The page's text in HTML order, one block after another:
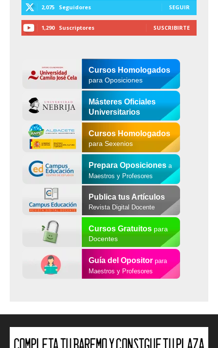
2,075 Seguidores SEGUIR
1,290 Suscriptores SUSCRIBIRTE
Cursos Homologados
para Oposiciones
Másteres Oficiales
Universitarios
Cursos Homologados
para Sexenios
Prepara Oposiciones a
Maestros y Profesores
Publica tus Artículos
Revista Digital Docente
Cursos Gratuitospara
Docentes
Guía del Opositor para
Maestros y Profesores